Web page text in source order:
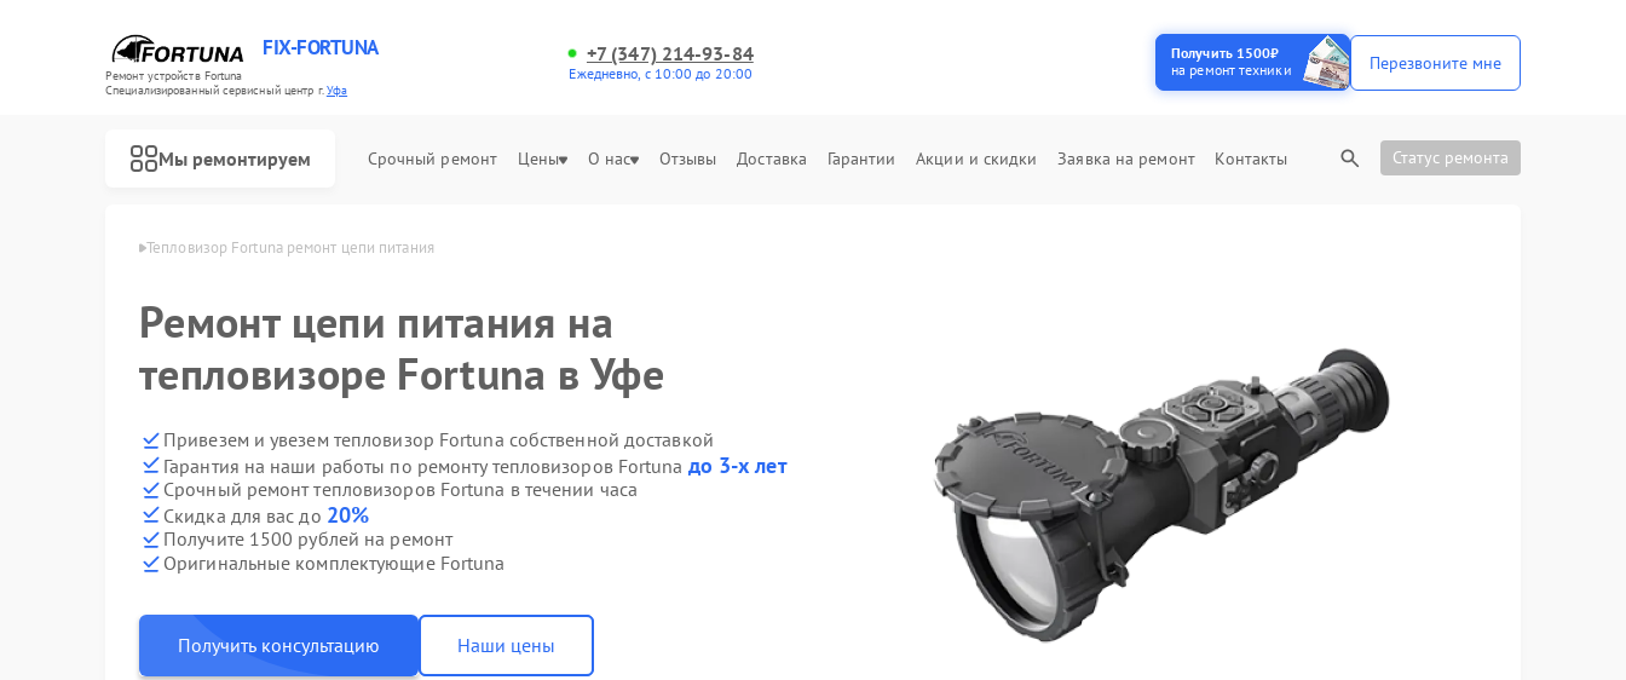
FIX-FORTUNA
Ремонт устройств Fortuna
Специализированный cервисный центр г.Уфа
+7 (347) 214-93-84
Ежедневно, с 10:00 до 20:00
Получить 1500₽
на ремонт техники
Перезвоните мне
Мы ремонтируем Срочный ремонт Цены О нас Отзывы Доставка Гарантии Акции и скидки Заявка на ремонт Контакты Статус ремонта
Fortuna в Уфе Тепловизор Fortuna ремонт цепи питания
Ремонт цепи питания на
тепловизоре Fortuna в Уфе
Привезем и увезем тепловизор Fortuna собственной доставкой
Гарантия на наши работы по ремонту тепловизоров Fortuna до 3-х лет
Срочный ремонт тепловизоров Fortuna в течении часа
Скидка для вас до 20%
Получите 1500 рублей на ремонт
Оригинальные комплектующие Fortuna
Получить консультацию Наши цены